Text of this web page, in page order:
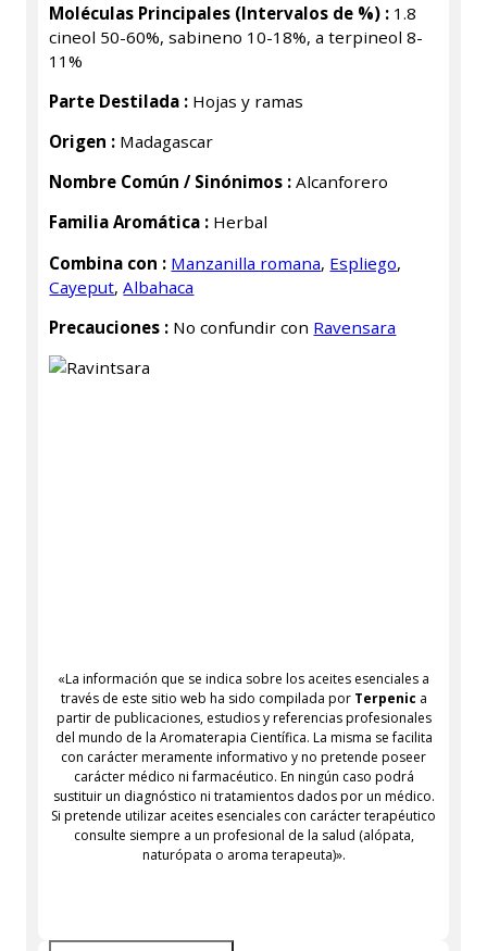
Moléculas Principales (Intervalos de %) : 1.8
cineol 50-60%, sabineno 10-18%, a terpineol 8-
11%
Parte Destilada : Hojas y ramas
Origen : Madagascar
Nombre Común / Sinónimos : Alcanforero
Familia Aromática : Herbal
Combina con : Manzanilla romana, Espliego,
Cayeput,Albahaca
Precauciones : No confundir con Ravensara
«La información que se indica sobre los aceites esenciales a
través de este sitio web ha sido compilada por Terpenic a
partir de publicaciones, estudios y referencias profesionales
del mundo de la Aromaterapia Científica. La misma se facilita
con carácter meramente informativo y no pretende poseer
carácter médico ni farmacéutico. En ningún caso podrá
sustituir un diagnóstico ni tratamientos dados por un médico.
Si pretende utilizar aceites esenciales con carácter terapéutico
consulte siempre a un profesional de la salud (alópata,
naturópata o aroma terapeuta)».